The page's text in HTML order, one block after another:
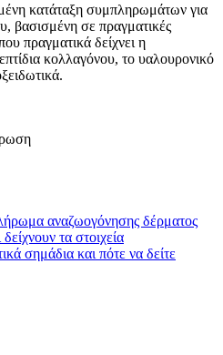
κατάταξη συμπληρωμάτων για
βασισμένη σε πραγματικές
πραγματικά δείχνει η
κολλαγόνου, το υαλουρονικό
αναζωογόνησης δέρματος
τα στοιχεία
σημάδια και πότε να δείτε